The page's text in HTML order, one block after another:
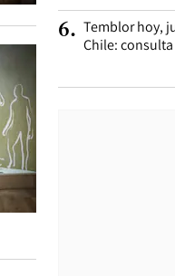
6. Temblor hoy,
Chile: